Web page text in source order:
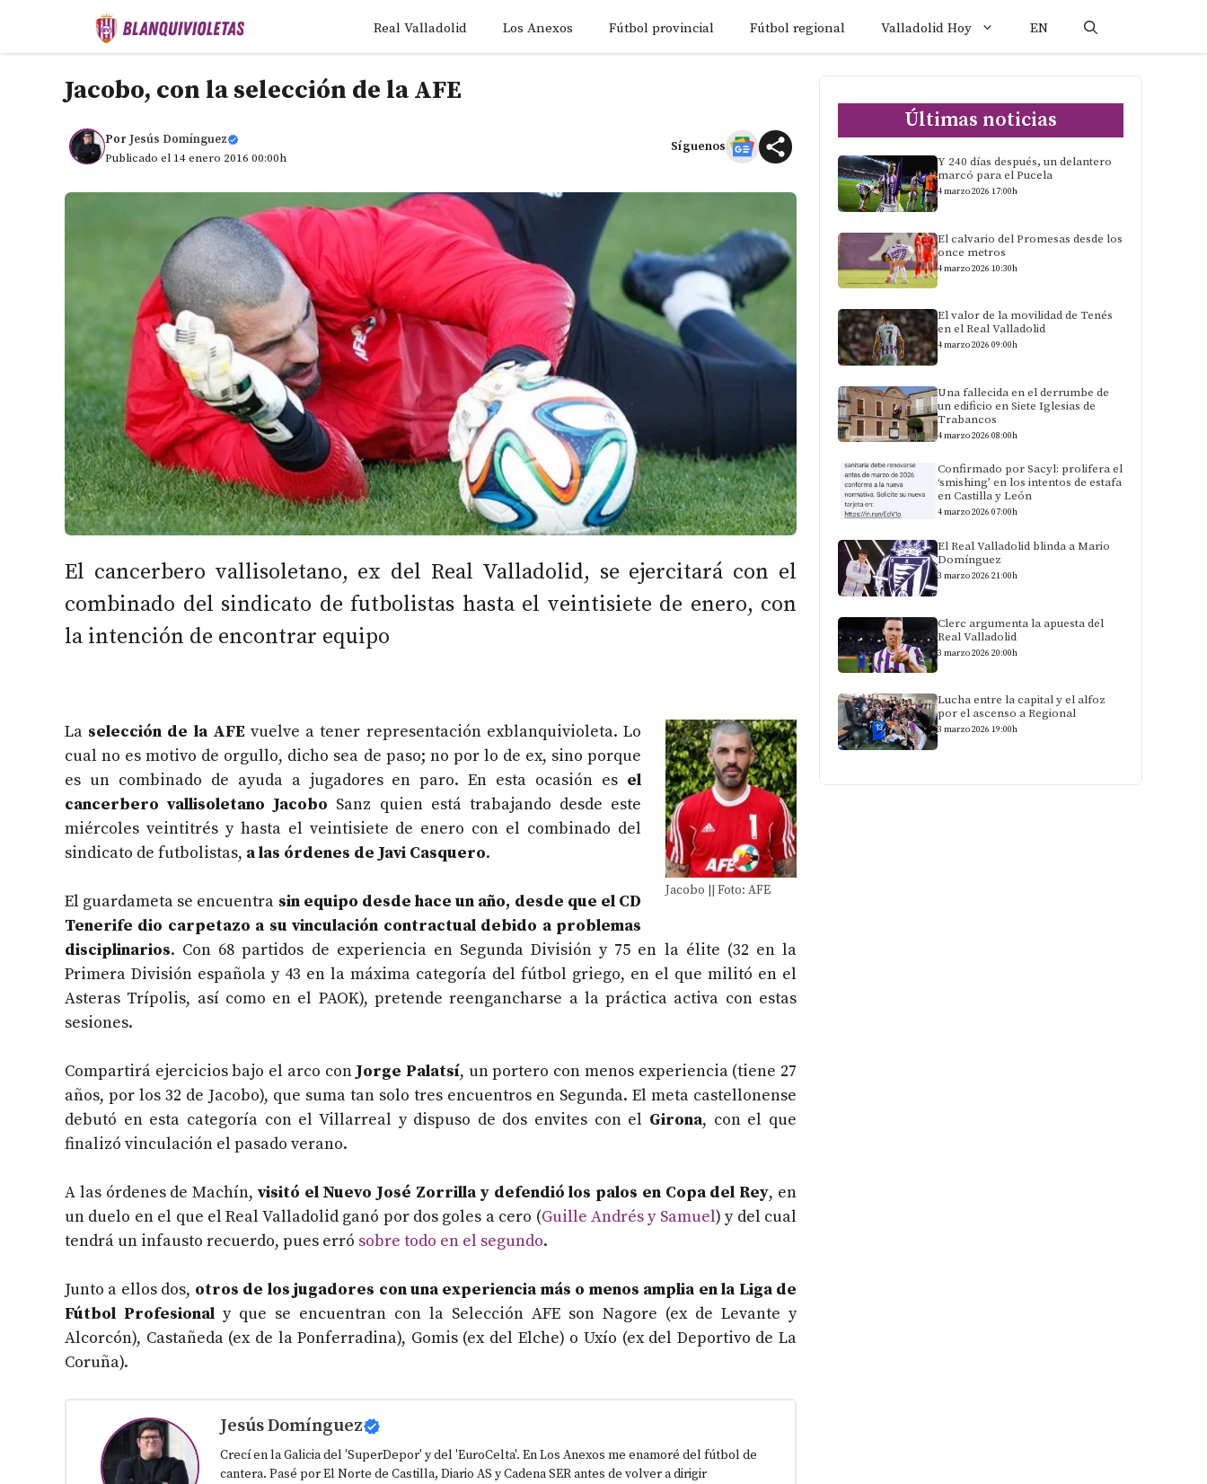
Real Valladolid Los Anexos Fútbol provincial Fútbol regional Valladolid Hoy EN
Jacobo, con la selección de la AFE
Por Jesús Domínguez
Publicado el 14 enero 2016 00:00h
Síguenos
El cancerbero vallisoletano, ex del Real Valladolid, se ejercitará con el
combinado del sindicato de futbolistas hasta el veintisiete de enero, con
la intención de encontrar equipo
Jacobo || Foto: AFE
La selección de la AFE vuelve a tener representación exblanquivioleta. Lo
cual no es motivo de orgullo, dicho sea de paso; no por lo de ex, sino porque
es un combinado de ayuda a jugadores en paro. En esta ocasión es el
cancerbero vallisoletano Jacobo Sanz quien está trabajando desde este
miércoles veintitrés y hasta el veintisiete de enero con el combinado del
sindicato de futbolistas, a las órdenes de Javi Casquero.
El guardameta se encuentra sin equipo desde hace un año, desde que el CD
Tenerife dio carpetazo a su vinculación contractual debido a problemas
disciplinarios. Con 68 partidos de experiencia en Segunda División y 75 en la élite (32 en la
Primera División española y 43 en la máxima categoría del fútbol griego, en el que militó en el
Asteras Trípolis, así como en el PAOK), pretende reengancharse a la práctica activa con estas
sesiones.
Compartirá ejercicios bajo el arco con Jorge Palatsí, un portero con menos experiencia (tiene 27
años, por los 32 de Jacobo), que suma tan solo tres encuentros en Segunda. El meta castellonense
debutó en esta categoría con el Villarreal y dispuso de dos envites con el Girona, con el que
finalizó vinculación el pasado verano.
A las órdenes de Machín, visitó el Nuevo José Zorrilla y defendió los palos en Copa del Rey, en
un duelo en el que el Real Valladolid ganó por dos goles a cero (Guille Andrés y Samuel) y del cual
tendrá un infausto recuerdo, pues erró sobre todo en el segundo.
Junto a ellos dos, otros de los jugadores con una experiencia más o menos amplia en la Liga de
Fútbol Profesional y que se encuentran con la Selección AFE son Nagore (ex de Levante y
Alcorcón), Castañeda (ex de la Ponferradina), Gomis (ex del Elche) o Uxío (ex del Deportivo de La
Coruña).
Jesús Domínguez
Crecí en la Galicia del 'SuperDepor' y del 'EuroCelta'. En Los Anexos me enamoré del fútbol de
cantera. Pasé por El Norte de Castilla, Diario AS y Cadena SER antes de volver a dirigir
Últimas noticias
Y 240 días después, un delantero
marcó para el Pucela
4 marzo 2026 17:00h
El calvario del Promesas desde los
once metros
4 marzo 2026 10:30h
El valor de la movilidad de Tenés
en el Real Valladolid
4 marzo 2026 09:00h
Una fallecida en el derrumbe de
un edificio en Siete Iglesias de
Trabancos
4 marzo 2026 08:00h
Confirmado por Sacyl: prolifera el
‘smishing’ en los intentos de estafa
en Castilla y León
4 marzo 2026 07:00h
El Real Valladolid blinda a Mario
Domínguez
3 marzo 2026 21:00h
Clerc argumenta la apuesta del
Real Valladolid
3 marzo 2026 20:00h
Lucha entre la capital y el alfoz
por el ascenso a Regional
3 marzo 2026 19:00h